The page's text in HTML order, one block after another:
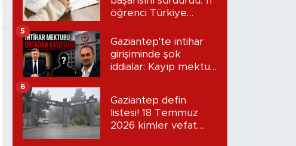
öğrenci Türkiye
Gaziantep'te intihar
girişiminde şok
iddialar: Kayıp mektup
5
Gaziantep defin
listesi! 18 Temmuz
2026 kimler vefat
6